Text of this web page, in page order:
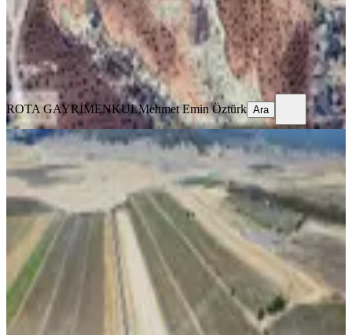
1.749.000 ₺
ROTA GAYRİMENKULMehmet Emin Öztürk
Ara
ROTA GAYRİMENKULMehmet Emin Öztürk Ara
Nurdağı Kırkpınar Asfalt'ta, Suyu
Başında, Hayvancılığa Çiftliğe
Nurdağı, Kırkpınar Mahallesi
7600 m² · 249/m² 12.08.2025
1.890.000 ₺
NARİN GAYRİMENKUL Ahmet NARİN